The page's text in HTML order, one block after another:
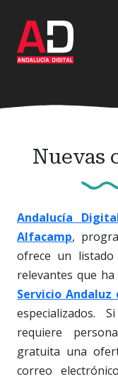
contenido
principal
Nuevas
Andalucía
Alfacamp,
ofrece un
relevantes que
Servicio Andaluz
especializados.
requiere
gratuita una
correo